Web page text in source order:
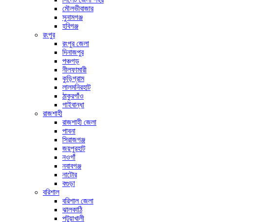
মৌলভীবাজার
সুনামগঞ্জ
হবিগঞ্জ
রংপুর
রংপুর জেলা
দিনাজপুর
পঞ্চগড়
নীলফামারী
কুড়িগ্রাম
লালমনিরহাট
ঠাকুরগাঁও
গাইবান্ধা
রাজশাহী
রাজশাহী জেলা
পাবনা
সিরাজগঞ্জ
জয়পুরহাট
নওগাঁ
নবাবগঞ্জ
নাটোর
বগুড়া
বরিশাল
বরিশাল জেলা
ঝালকাঠি
পটুয়াখালী